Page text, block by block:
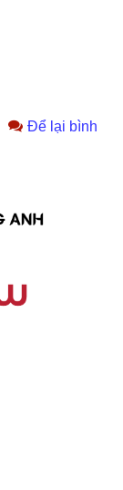
Để lại bình